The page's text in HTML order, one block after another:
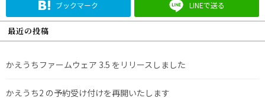
ブックマーク LINEで送る
最近の投稿
かえうちファームウェア 3.5 をリリースしました
かえうち2 の予約受け付けを再開いたします